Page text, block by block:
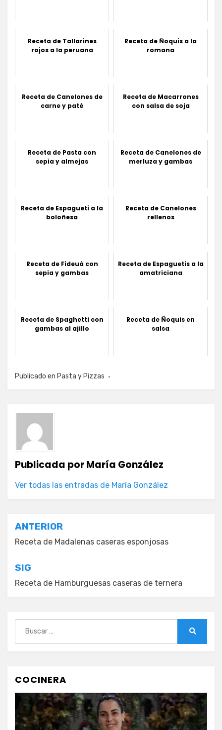
Receta de Tallarines
rojos a la peruana
Receta de Ñoquis a la
romana
Receta de Canelones de
carne y paté
Receta de Macarrones
con salsa de soja
Receta de Pasta con
sepia y almejas
Receta de Canelones de
merluza y gambas
Receta de Espagueti a la
boloñesa
Receta de Canelones
rellenos
Receta de Fideuá con
sepia y gambas
Receta de Espaguetis a la
amatriciana
Receta de Spaghetti con
gambas al ajillo
Receta de Ñoquis en
salsa
Publicado en Pasta y Pizzas
Publicada porMaría González
Ver todas las entradas de María González
Navegación
de
entradas
ANTERIOR
Receta de Madalenas caseras esponjosas
SIG
Receta de Hamburguesas caseras de ternera
COCINERA